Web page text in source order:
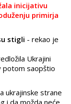
inicijativu
primirja
stigli - rekao je
Ukrajini
potom saopštio
ukrajinske strane